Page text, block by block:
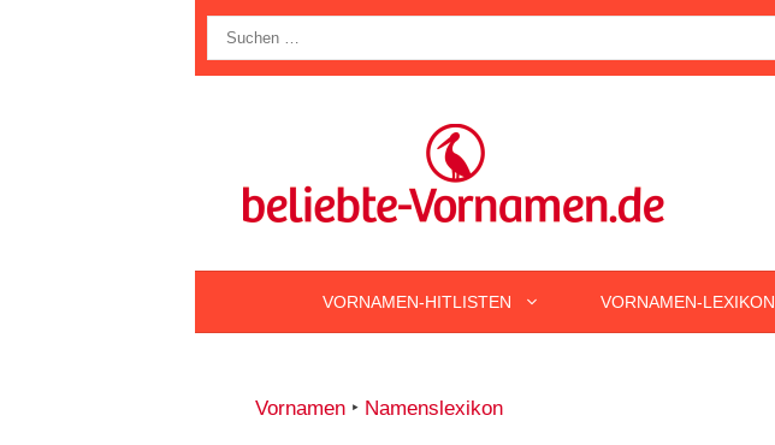
nach:
VORNAMEN-HITLISTEN VORNAMEN-LEXIKON
Vornamen ‣ Namenslexikon